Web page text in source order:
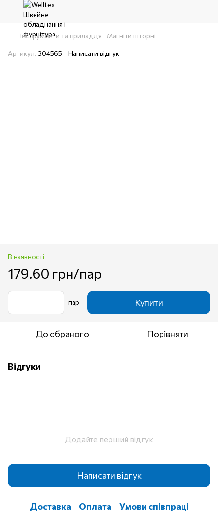
Інструменти та приладдя Магніти шторні
Артикул: 304565 Написати відгук
В наявності
179.60 грн/пар
пар Купити
До обраного Порівняти
Відгуки
Додайте перший відгук
Написати відгук
Доставка Оплата Умови співпраці